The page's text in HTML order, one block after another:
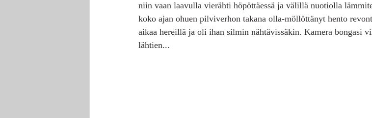
niin vaan laavulla vierähti höpöttäessä ja välillä nuotiolla
koko ajan ohuen pilviverhon takana olla-möllöttänyt hento
aikaa hereillä ja oli ihan silmin nähtävissäkin. Kamera bongasi
lähtien...